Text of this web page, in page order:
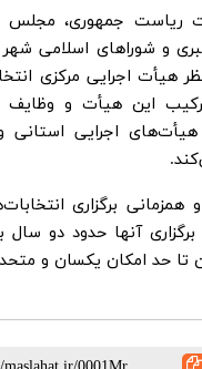
ریاست جمهوری، مجلس
و شوراهای اسلامی
هیأت اجرایی مرکزی
این هیأت و
اجرایی استانی
و همزمانی برگزاری
آنها حدود دو سال
تا حد امکان یکسان و